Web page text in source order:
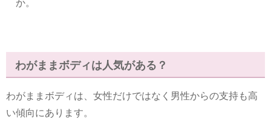
わがままボディは人気がある？
わがままボディは、女性だけではなく男性からの支持も高
い傾向にあります。